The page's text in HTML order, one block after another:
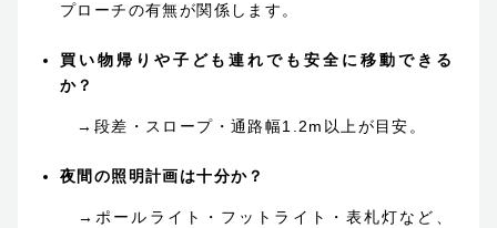
プローチの有無が関係します。
買い物帰りや子ども連れでも安全に移動できる
か？
→段差・スロープ・通路幅1.2m以上が目安。
夜間の照明計画は十分か？
→ポールライト・フットライト・表札灯など、